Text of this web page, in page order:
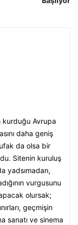
kurduğu Avrupa
daha geniş
da olsa bir
Sitenin kuruluş
yadsımadan,
vurgusunu
olursak;
geçmişin
sanatı ve sinema